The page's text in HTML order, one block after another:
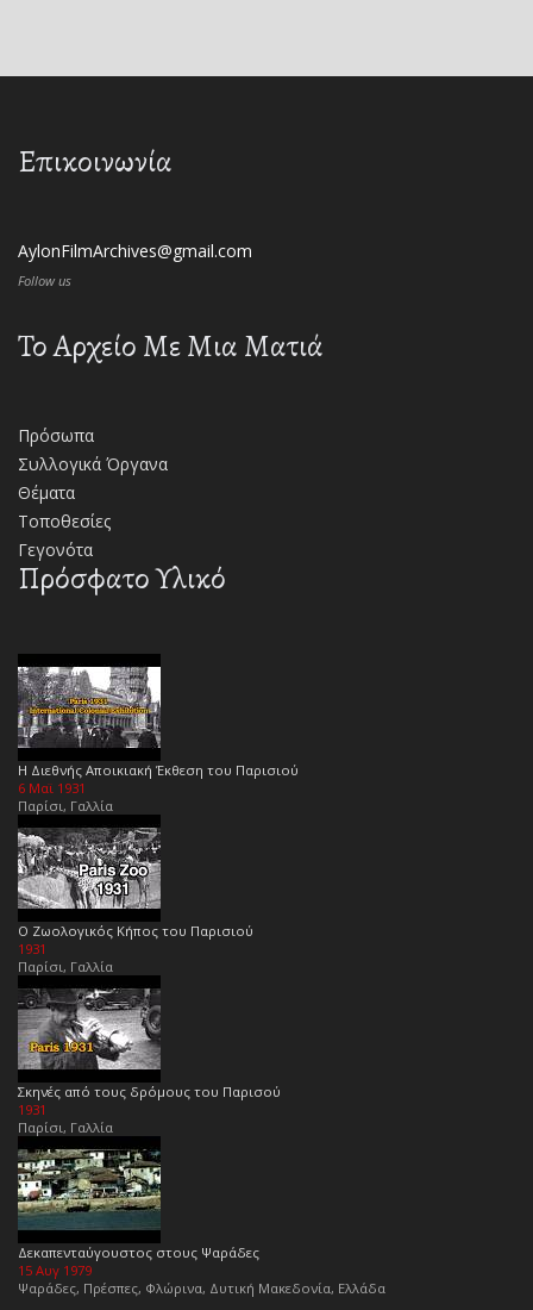
Επικοινωνία
AylonFilmArchives@gmail.com
Follow us
Το Αρχείο Με Μια Ματιά
Πρόσωπα
Συλλογικά Όργανα
Θέματα
Τοποθεσίες
Γεγονότα
Πρόσφατο Υλικό
Η Διεθνής Αποικιακή Έκθεση του Παρισιού
6 Μαϊ 1931
Παρίσι, Γαλλία
Ο Ζωολογικός Κήπος του Παρισιού
1931
Παρίσι, Γαλλία
Σκηνές από τους δρόμους του Παρισού
1931
Παρίσι, Γαλλία
Δεκαπενταύγουστος στους Ψαράδες
15 Αυγ 1979
Ψαράδες, Πρέσπες, Φλώρινα, Δυτική Μακεδονία, Ελλάδα